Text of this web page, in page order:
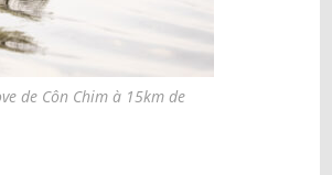
de Côn Chim à 15km de